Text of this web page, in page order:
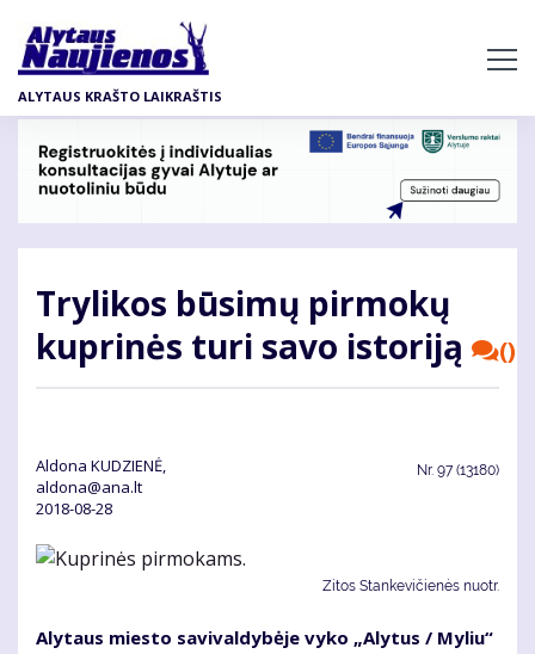
pagrindinį
turinį
ALYTAUS KRAŠTO LAIKRAŠTIS
Trylikos būsimų pirmokų
kuprinės turi savo istoriją
()
Aldona KUDZIENĖ,
aldona@ana.lt
2018-08-28
Nr. 97 (13180)
Zitos Stankevičienės nuotr.
Alytaus miesto savivaldybėje vyko „Alytus / Myliu“